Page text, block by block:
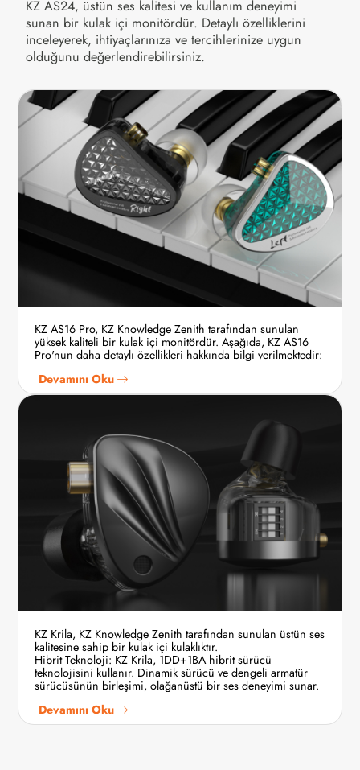
KZ AS24, üstün ses kalitesi ve kullanım deneyimi
sunan bir kulak içi monitördür. Detaylı özelliklerini
inceleyerek, ihtiyaçlarınıza ve tercihlerinize uygun
olduğunu değerlendirebilirsiniz.
KZ AS16 Pro, KZ Knowledge Zenith tarafından sunulan
yüksek kaliteli bir kulak içi monitördür. Aşağıda, KZ AS16
Pro'nun daha detaylı özellikleri hakkında bilgi verilmektedir:
Devamını Oku
KZ Krila, KZ Knowledge Zenith tarafından sunulan üstün ses
kalitesine sahip bir kulak içi kulaklıktır.
Hibrit Teknoloji: KZ Krila, 1DD+1BA hibrit sürücü
teknolojisini kullanır. Dinamik sürücü ve dengeli armatür
sürücüsünün birleşimi, olağanüstü bir ses deneyimi sunar.
Devamını Oku